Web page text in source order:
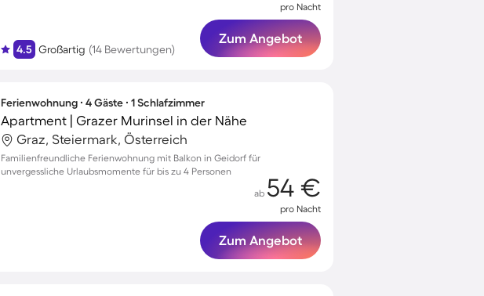
4.5 Großartig (14 Bewertungen)
pro Nacht
Zum Angebot
Ferienwohnung ∙ 4 Gäste ∙ 1 Schlafzimmer
Apartment | Grazer Murinsel in der Nähe
Graz, Steiermark, Österreich
Familienfreundliche Ferienwohnung mit Balkon in Geidorf für
unvergessliche Urlaubsmomente für bis zu 4 Personen
ab 54 €
pro Nacht
Zum Angebot